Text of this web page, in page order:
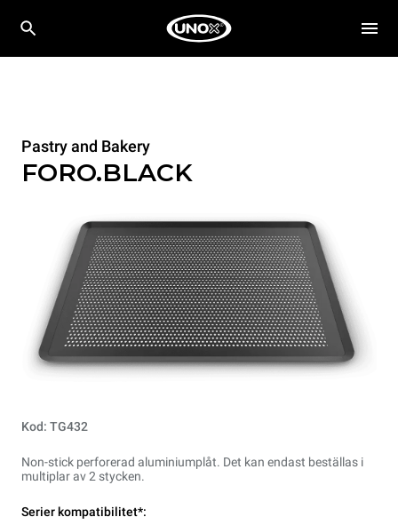
Pastry and Bakery
FORO.BLACK
Kod: TG432
Non-stick perforerad aluminiumplåt. Det kan endast beställas i
multiplar av 2 stycken.
Serier kompatibilitet*: